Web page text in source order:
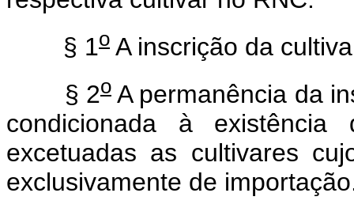
§ 1o A inscrição da
§ 2oA permanência da
condicionada à
excetuadas as cultivares
exclusivamente de